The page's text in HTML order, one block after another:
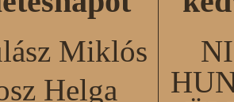
Miklós
Helga